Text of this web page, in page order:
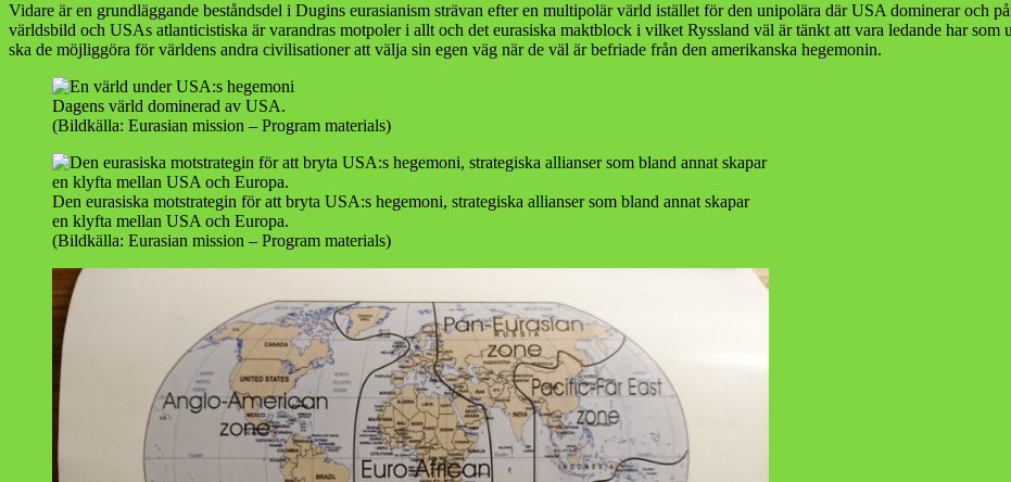
Vidare är en grundläggande beståndsdel i Dugins eurasianism strävan efter en multipolär värld istället för den unipolära där USA dominerar och
världsbild och USAs atlanticistiska är varandras motpoler i allt och det eurasiska maktblock i vilket Ryssland väl är tänkt att vara ledande har
ska de möjliggöra för världens andra civilisationer att välja sin egen väg när de väl är befriade från den amerikanska hegemonin.
Dagens värld dominerad av USA.
(Bildkälla: Eurasian mission – Program materials)
Den eurasiska motstrategin för att bryta USA:s hegemoni, strategiska allianser som bland annat skapar
en klyfta mellan USA och Europa.
(Bildkälla: Eurasian mission – Program materials)